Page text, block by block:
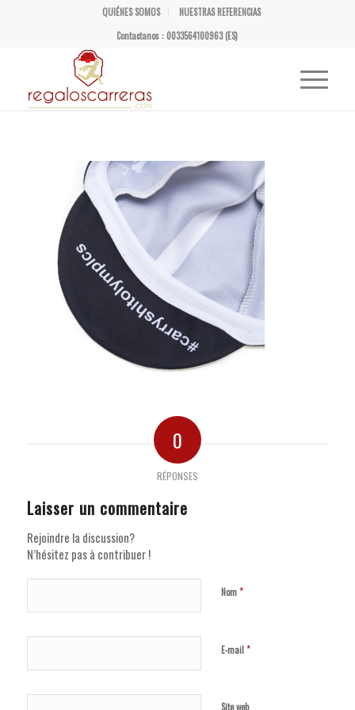
QUIÉNES SOMOS
NUESTRAS REFERENCIAS
Contactanos : 0033564100963 (ES)
0
RÉPONSES
Laisser un commentaire
Rejoindre la discussion?
N’hésitez pas à contribuer !
Nom*
E-mail*
Site web